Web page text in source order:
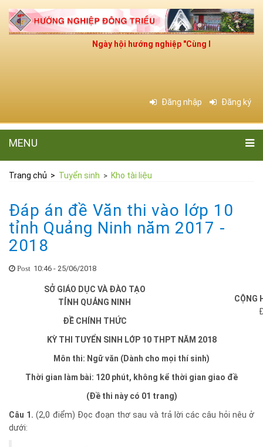
Ngày hội hướng nghiệp "Cùng bạn chọn nghề
Đăng nhập Đăng ký
MENU
Trang chủ > Tuyển sinh > Kho tài liệu
Đáp án đề Văn thi vào lớp 10
tỉnh Quảng Ninh năm 2017 -
2018
Post 10:46 - 25/06/2018
SỞ GIÁO DỤC VÀ ĐÀO TẠO
TỈNH QUẢNG NINH
ĐỀ CHÍNH THỨC
CỘNG
KỲ THI TUYỂN SINH LỚP 10 THPT NĂM 2018
Môn thi: Ngữ văn (Dành cho mọi thí sinh)
Thời gian làm bài: 120 phút, không kể thời gian giao đề
(Đề thi này có 01 trang)
Câu 1. (2,0 điểm) Đọc đoạn thơ sau và trả lời các câu hỏi nêu ở
dưới: